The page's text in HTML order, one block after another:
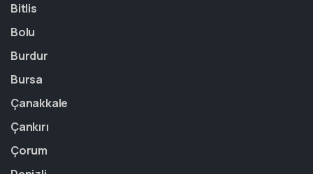
Bitlis
Bolu
Burdur
Bursa
Çanakkale
Çankırı
Çorum